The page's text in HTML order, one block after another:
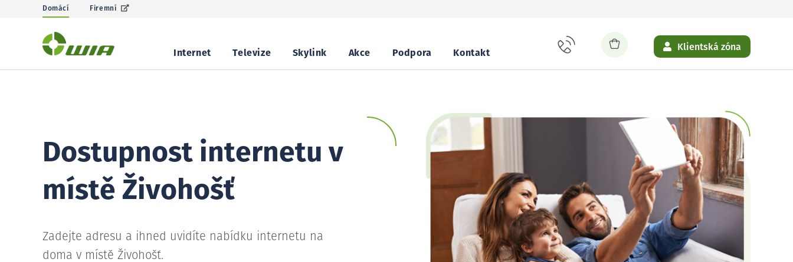
Domácí Firemní
Internet Televize Skylink Akce Podpora Kontakt
Klientská zóna
Dostupnost internetu v
místě Živohošť
Zadejte adresu a ihned uvidíte nabídku internetu na
doma v místě Živohošť.